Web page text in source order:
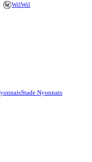
WilWil
Stade Nyonnais